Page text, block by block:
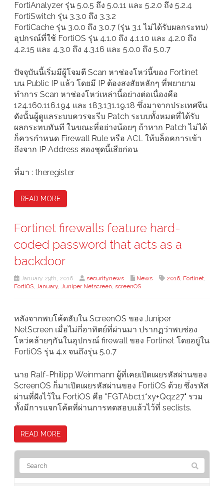
FortiAnalyzer รุ่น 5.0.5 ถึง 5.0.11 และ 5.2.0 ถึง 5.2.4
FortiSwitch รุ่น 3.3.0 ถึง 3.3.2
FortiCache รุ่น 3.0.0 ถึง 3.0.7 (รุ่น 3.1 ไม่ได้รับผลกระทบ)
อุปกรณ์ที่ใช้ FortiOS รุ่น 4.1.0 ถึง 4.1.10 และ 4.2.0 ถึง
4.2.15 และ 4.3.0 ถึง 4.3.16 และ 5.0.0 ถึง 5.0.7
ปัจจุบันนี้เริ่มมีผู้โจมตี Scan หาช่องโหว่นี้ของ Fortinet
บน Public IP แล้ว โดยมี IP ต้องสงสัยหลักๆ ที่พยายาม
ทำการ Scan หาช่องโหว่เหล่านี้อย่างต่อเนื่องคือ
124.160.116.194 และ 183.131.19.18 ซึ่งมาจากประเทศจีน
ดังนั้นผู้ดูแลระบบควรจะรีบ Patch ระบบทั้งหมดที่ได้รับ
ผลกระทบทันที ในขณะที่อย่างน้อยๆ ถ้าหาก Patch ไม่ได้
ก็ควรกำหนด Firewall Rule หรือ ACL ให้บล็อคการเข้า
ถึงจาก IP Address สองชุดนี้เสียก่อน
ที่มา : theregister
READ MORE
Fortinet firewalls feature hard-
coded password that acts as a
backdoor
January 29th, 2016 securitynews News 2016, Fortinet,
FortiOS, January, Juniper Netscreen, screenOS
หลังจากพบโค้ดลับใน ScreenOS ของ Juniper
NetScreen เมื่อไม่กี่อาทิตย์ที่ผ่านมา ปรากฏว่าพบช่อง
โหว่คล้ายๆกันในอุปกรณ์ firewall ของ Fortinet โดยอยู่ใน
FortiOS รุ่น 4.x จนถึงรุ่น 5.0.7
นาย Ralf-Philipp Weinmann ผู้ที่เคยเปิดเผยรหัสผ่านของ
ScreenOS ก็มาเปิดเผยรหัสผ่านของ FortiOS ด้วย ซึ่งรหัส
ผ่านที่ฝังไว้ใน FortiOS คือ "FGTAbc11*xy+Qqz27" รวม
ทั้งมีการแจกโค้ดที่ผ่านการทดสอบแล้วไว้ที่ seclists.
READ MORE